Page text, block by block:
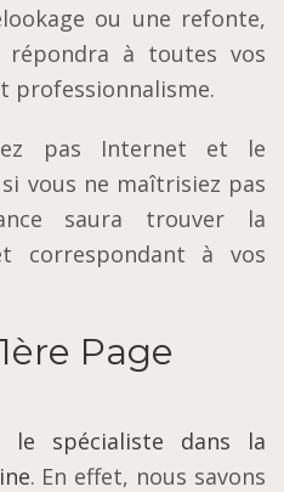
ou une refonte,
répondra à toutes vos
professionnalisme.
pas Internet et le
vous ne maîtrisiez pas
saura trouver la
correspondant à vos
Page
le spécialiste dans la
. En effet, nous savons